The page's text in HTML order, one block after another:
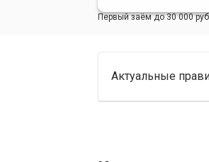
Первый заём до 30 000
Актуальные